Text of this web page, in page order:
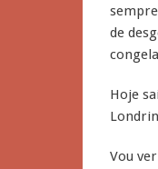
de
Hoje
Vou